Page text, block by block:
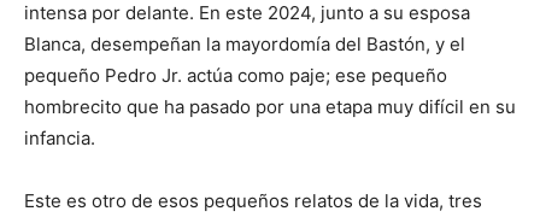
intensa por delante. En este 2024, junto a su esposa
Blanca, desempeñan la mayordomía del Bastón, y el
pequeño Pedro Jr. actúa como paje; ese pequeño
hombrecito que ha pasado por una etapa muy difícil en su
infancia.
Este es otro de esos pequeños relatos de la vida, tres